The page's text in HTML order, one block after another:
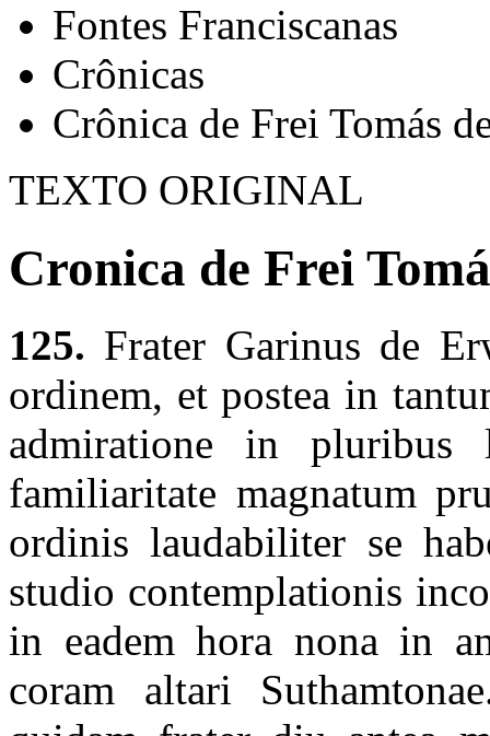
Fontes Franciscanas
Crônicas
Crônica de Frei Tomás
TEXTO ORIGINAL
Cronica de Frei
125. Frater Garinus de
ordinem, et postea in
admiratione in
familiaritate magnatum
ordinis laudabiliter se
studio contemplationis
in eadem hora nona in
coram altari